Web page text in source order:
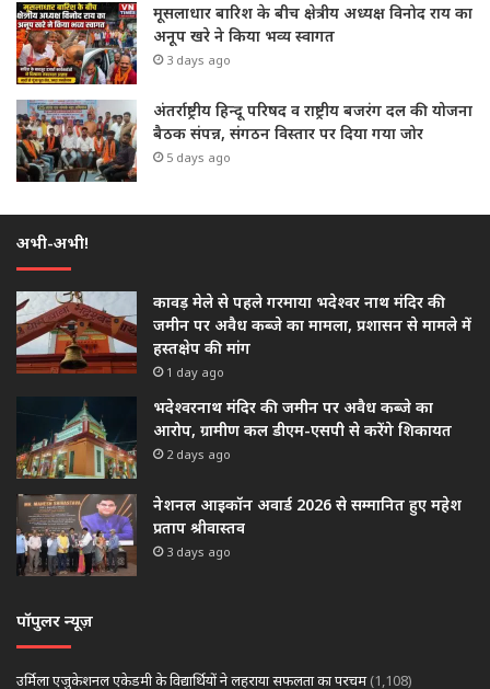
मूसलाधार बारिश के बीच क्षेत्रीय अध्यक्ष विनोद राय का
अनूप खरे ने किया भव्य स्वागत
3 days ago
अंतर्राष्ट्रीय हिन्दू परिषद व राष्ट्रीय बजरंग दल की योजना
बैठक संपन्न, संगठन विस्तार पर दिया गया जोर
5 days ago
अभी-अभी!
कावड़ मेले से पहले गरमाया भदेश्वर नाथ मंदिर की
जमीन पर अवैध कब्जे का मामला, प्रशासन से मामले में
हस्तक्षेप की मांग
1 day ago
भदेश्वरनाथ मंदिर की जमीन पर अवैध कब्जे का
आरोप, ग्रामीण कल डीएम-एसपी से करेंगे शिकायत
2 days ago
नेशनल आइकॉन अवार्ड 2026 से सम्मानित हुए महेश
प्रताप श्रीवास्तव
3 days ago
पॉपुलर न्यूज़
उर्मिला एजुकेशनल एकेडमी के विद्यार्थियों ने लहराया सफलता का परचम (1,108)